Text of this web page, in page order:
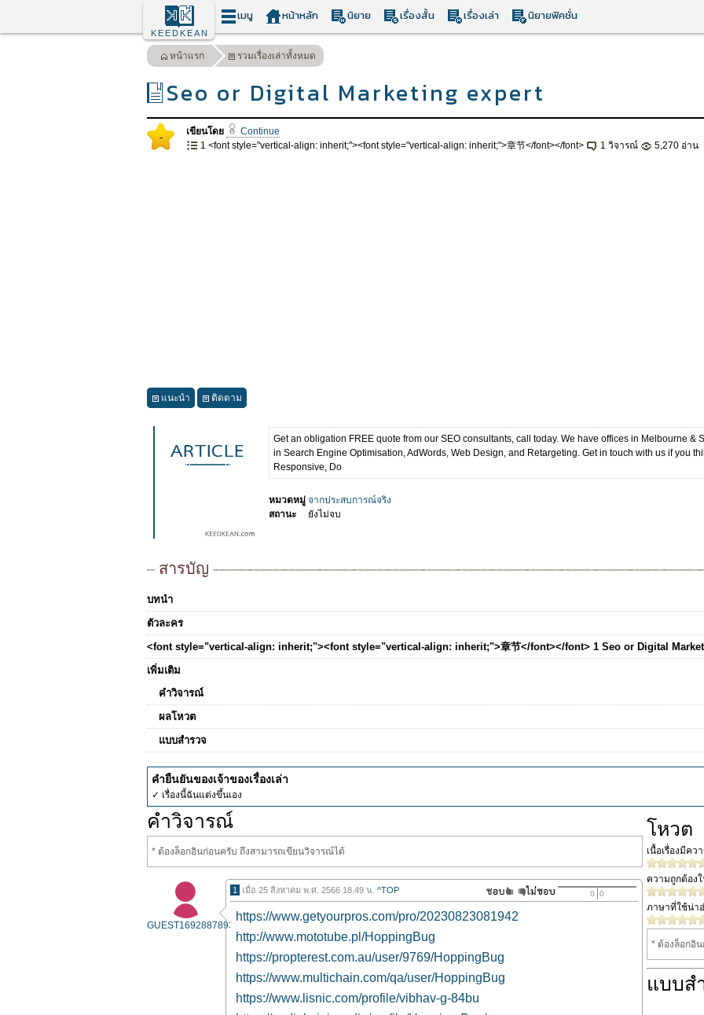
KEEDKEAN
เมนู หน้าหลัก นิยาย เรื่องสั้น เรื่องเล่า นิยายฟิคชั่น
หน้าแรก รวมเรื่องเล่าทั้งหมด
Seo or Digital Marketing expert
- เขียนโดย Continue
1 <font style="vertical-align: inherit;"><font style="vertical-align: inherit;">章节</font></font>
1 วิจารณ์ 5,270 อ่าน
แนะนำ ติดตาม
Get an obligation FREE quote from our SEO consultants, call today. We have offices in Melbourne &
in Search Engine Optimisation, AdWords, Web Design, and Retargeting. Get in touch with us if you
Responsive, Do
หมวดหมู่ จากประสบการณ์จริง
สถานะ
ยังไม่จบ
สารบัญ
บทนำ
ตัวละคร
<font style="vertical-align: inherit;"><font style="vertical-align: inherit;">章节</font></font> 1 Seo or Digital
เพิ่มเติม
คำวิจารณ์
ผลโหวต
แบบสำรวจ
คำยืนยันของเจ้าของเรื่องเล่า
✓ เรื่องนี้ฉันแต่งขึ้นเอง
คำวิจารณ์
* ต้องล็อกอินก่อนครับ ถึงสามารถเขียนวิจารณ์ได้
GUEST1692887893
1 เมื่อ 25 สิงหาคม พ.ศ. 2566 18.49 น. ^TOP 0 0
https://www.getyourpros.com/pro/20230823081942
http://www.mototube.pl/HoppingBug
https://propterest.com.au/user/9769/HoppingBug
https://www.multichain.com/qa/user/HoppingBug
https://www.lisnic.com/profile/vibhav-g-84bu
โหวต
เนื้อเรื่องมีคว
ความถูกต้อง
ภาษาที่ใช้น่า
* ต้องล็อกอิ
แบบส